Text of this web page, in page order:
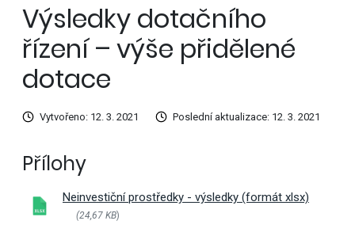
Výsledky dotačního
řízení – výše přidělené
dotace
Vytvořeno: 12. 3. 2021 Poslední aktualizace: 12. 3. 2021
Přílohy
Neinvestiční prostředky - výsledky (formát xlsx)
(24,67 KB)